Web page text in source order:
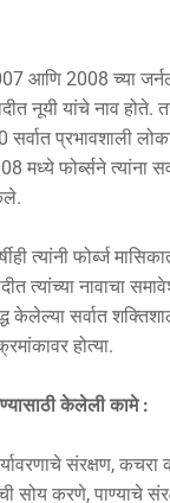
आणि 2008 च्या
नूयी यांचे नाव
प्रभावशाली
मध्ये फोर्ब्सने त्यांना
त्यांनी फोर्ब्ज
त्यांच्या नावाचा
केलेल्या सर्वात
होत्या.
केलेली कामे :
संरक्षण, कचरा
सोय करणे, पाण्याचे